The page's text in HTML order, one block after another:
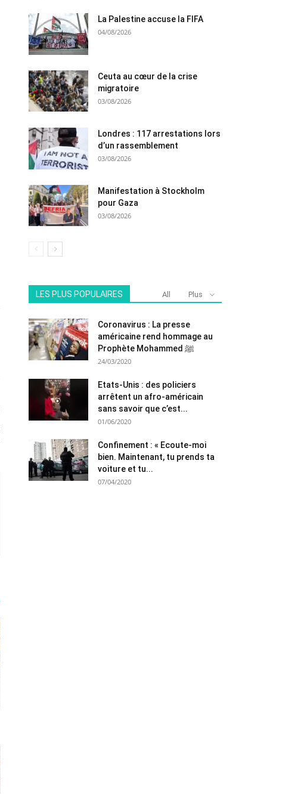
La Palestine accuse la FIFA
04/08/2026
Ceuta au cœur de la crise
migratoire
03/08/2026
Londres : 117 arrestations lors
d’un rassemblement
03/08/2026
Manifestation à Stockholm
pour Gaza
03/08/2026
LES PLUS POPULAIRES All Plus
Coronavirus : La presse
américaine rend hommage au
Prophète Mohammed ﷺ
24/03/2020
Etats-Unis : des policiers
arrêtent un afro-américain
sans savoir que c’est...
01/06/2020
Confinement : « Ecoute-moi
bien. Maintenant, tu prends ta
voiture et tu...
07/04/2020